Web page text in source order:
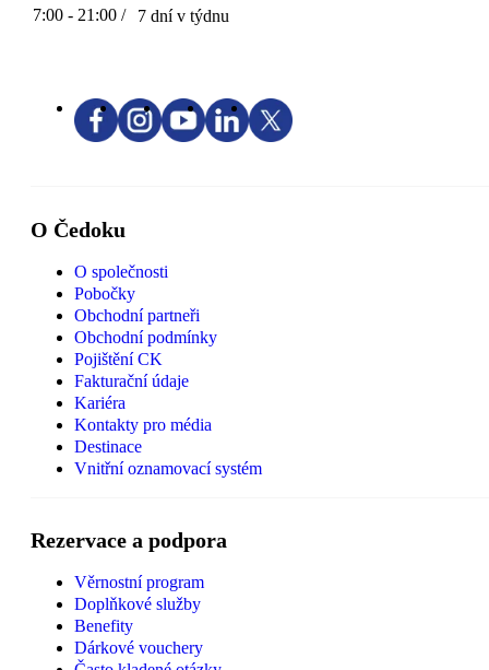
7:00 - 21:00 / 7 dní v týdnu
O Čedoku
O společnosti
Pobočky
Obchodní partneři
Obchodní podmínky
Pojištění CK
Fakturační údaje
Kariéra
Kontakty pro média
Destinace
Vnitřní oznamovací systém
Rezervace a podpora
Věrnostní program
Doplňkové služby
Benefity
Dárkové vouchery